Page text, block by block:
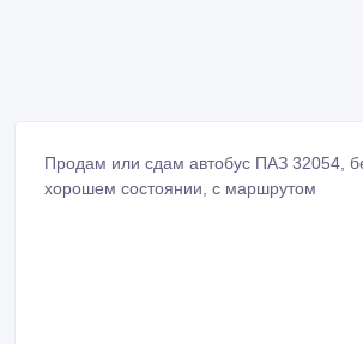
Продам или сдам автобус ПАЗ 32054,
хорошем состоянии, с маршрутом